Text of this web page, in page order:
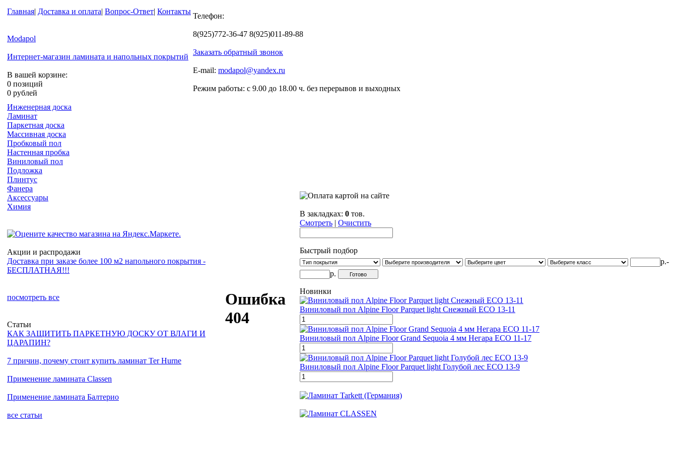
Главная| Доставка и оплата| Вопрос-Ответ| Контакты
Modapol
Интернет-магазин ламината и напольных покрытий
В вашей корзине:
0 позиций
0 рублей
Телефон:
8(925)772-36-47 8(925)011-89-88
Заказать обратный звонок
E-mail: modapol@yandex.ru
Режим работы: с 9.00 до 18.00 ч. без перерывов и выходных
Инженерная доска
Ламинат
Паркетная доска
Массивная доска
Пробковый пол
Настенная пробка
Виниловый пол
Подложка
Плинтус
Фанера
Аксессуары
Химия
Акции и распродажи
Доставка при заказе более 100 м2 напольного покрытия -
БЕСПЛАТНАЯ!!!
посмотреть все
Статьи
КАК ЗАЩИТИТЬ ПАРКЕТНУЮ ДОСКУ ОТ ВЛАГИ И
ЦАРАПИН?
7 причин, почему стоит купить ламинат Ter Hurne
Применение ламината Classen
Применение ламината Балтерио
все статьи
Ошибка
404
В закладках: 0 тов.
Смотреть | Очистить
Быстрый подбор
р.-
р.
Новинки
Виниловый пол Alpine Floor Parquet light Снежный ЕСО 13-11
Виниловый пол Alpine Floor Grand Sequoia 4 мм Негара ECO 11-17
Виниловый пол Alpine Floor Parquet light Голубой лес ЕСО 13-9